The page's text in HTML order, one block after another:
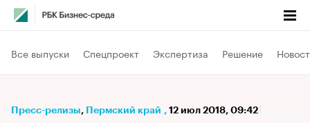
Все выпуски Спецпроект Экспертиза Решение
Пресс-релизы⁠, Пермский край , 12 июл 2018, 09:42